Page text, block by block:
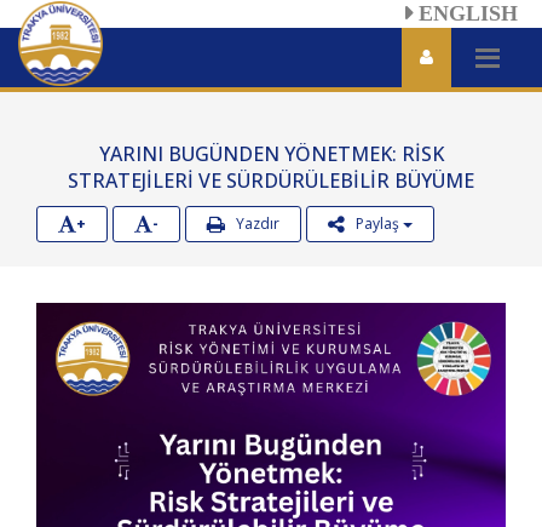
ENGLISH
YARINI BUGÜNDEN YÖNETMEK: RİSK
STRATEJİLERİ VE SÜRDÜRÜLEBİLİR BÜYÜME
+ - Yazdır Paylaş